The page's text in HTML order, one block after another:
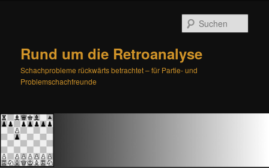
Rund um die Retroanalyse
Schachprobleme rückwärts betrachtet – für Partie- und
Problemschachfreunde